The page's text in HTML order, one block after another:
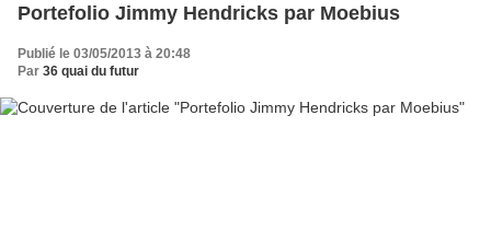
Portefolio Jimmy Hendricks par Moebius
Publié le 03/05/2013 à 20:48
Par 36 quai du futur